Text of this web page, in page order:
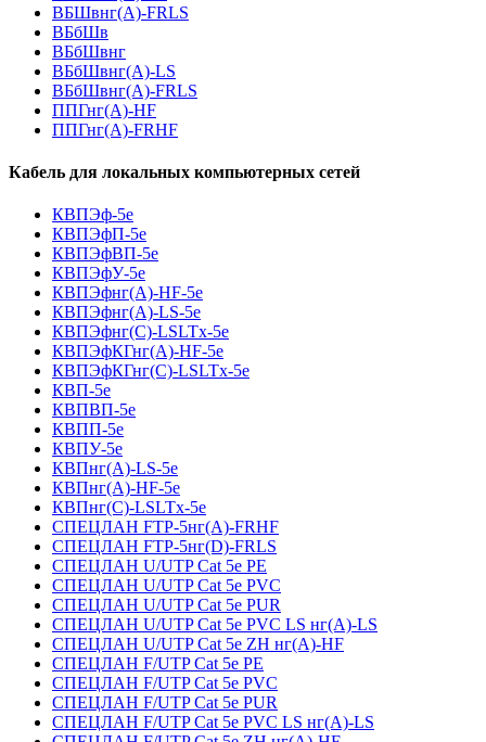
ВБШвнг(A)-FRLS
ВБбШв
ВБбШвнг
ВБбШвнг(A)-LS
ВБбШвнг(A)-FRLS
ППГнг(А)-HF
ППГнг(А)-FRHF
Кабель для локальных компьютерных сетей
КВПЭф-5е
КВПЭфП-5е
КВПЭфВП-5е
КВПЭфУ-5е
КВПЭфнг(А)-HF-5е
КВПЭфнг(А)-LS-5е
КВПЭфнг(С)-LSLTx-5е
КВПЭфКГнг(А)-HF-5е
КВПЭфКГнг(С)-LSLTx-5е
КВП-5е
КВПВП-5е
КВПП-5е
КВПУ-5е
КВПнг(А)-LS-5е
КВПнг(А)-HF-5е
КВПнг(С)-LSLTx-5е
СПЕЦЛАН FTP-5нг(А)-FRHF
СПЕЦЛАН FTP-5нг(D)-FRLS
СПЕЦЛАН U/UTP Cat 5e PE
СПЕЦЛАН U/UTP Cat 5e PVC
СПЕЦЛАН U/UTP Cat 5e PUR
СПЕЦЛАН U/UTP Cat 5e PVC LS нг(А)-LS
СПЕЦЛАН U/UTP Cat 5e ZH нг(А)-HF
СПЕЦЛАН F/UTP Cat 5e PE
СПЕЦЛАН F/UTP Cat 5e PVC
СПЕЦЛАН F/UTP Cat 5e PUR
СПЕЦЛАН F/UTP Cat 5e PVC LS нг(А)-LS